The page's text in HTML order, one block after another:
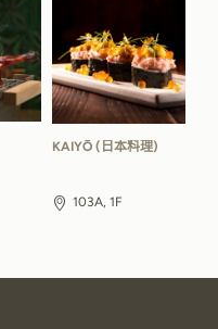
KAIYŌ (日本料理)
103A, 1F